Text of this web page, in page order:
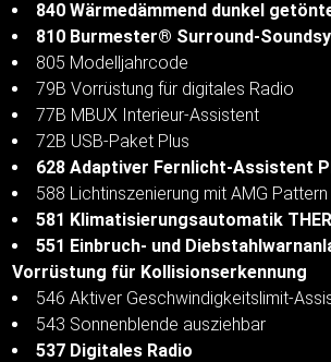
840 Wärmedämmend dunkel
810 Burmester® Surround-
805 Modelljahrcode
79B Vorrüstung für digitales Radio
77B MBUX Interieur-Assistent
72B USB-Paket Plus
628 Adaptiver Fernlicht-Assistent
588 Lichtinszenierung mit AMG Pattern
581 Klimatisierungsautomatik
551 Einbruch- und
Vorrüstung für Kollisionserkennung
546 Aktiver Geschwindigkeitslimit-
543 Sonnenblende ausziehbar
537 Digitales Radio